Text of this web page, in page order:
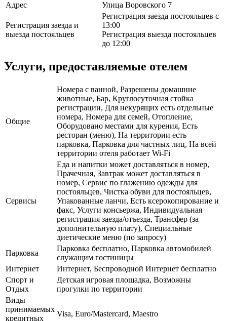
Адрес
Улица Воровского 7
Регистрация заезда и
выезда постояльцев
Регистрация заезда постояльцев с
13:00
Регистрация выезда постояльцев
до 12:00
Услуги, предоставляемые отелем
Общие
Номера с ванной, Разрешены домашние
животные, Бар, Круглосуточная стойка
регистрации, Для некурящих есть отдельные
номера, Номера для семей, Отопление,
Оборудовано местами для курения, Есть
ресторан (меню), На территории есть
парковка, Парковка для частных лиц, На всей
территории отеля работает Wi-Fi
Сервисы
Еда и напитки может доставляться в номер,
Прачечная, Завтрак может доставляться в
номер, Сервис по глажению одежды для
постояльцев, Чистка обуви для постояльцев,
Упакованные ланчи, Есть ксерокопирование и
факс, Услуги консьержа, Индивидуальная
регистрация заезда/отъезда, Трансфер (за
дополнительную плату), Специальные
диетические меню (по запросу)
Парковка
Парковка бесплатно, Парковка автомобилей
служащим гостиницы
Интернет
Интернет, Беспроводной Интернет бесплатно
Спорт и
Отдых
Детская игровая площадка, Возможны
прогулки по территории
Виды
принимаемых
кредитных
Visa, Euro/Mastercard, Maestro